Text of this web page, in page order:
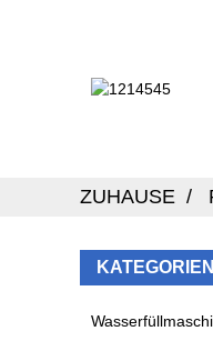
ZUHAUSE
KATEGORIEN